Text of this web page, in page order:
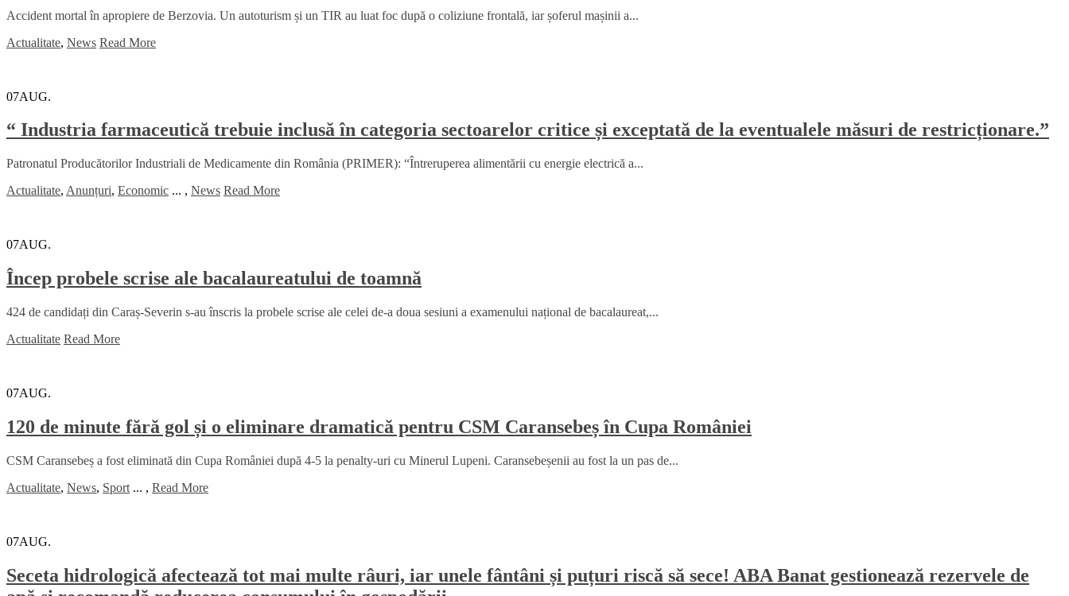
Accident mortal în apropiere de Berzovia. Un autoturism și un TIR au luat foc după o coliziune frontală, iar șoferul mașinii a...
Actualitate, News Read More
07AUG.
“ Industria farmaceutică trebuie inclusă în categoria sectoarelor critice și exceptată de la eventualele măsuri de restricționare.”
Patronatul Producătorilor Industriali de Medicamente din România (PRIMER): “Întreruperea alimentării cu energie electrică a...
Actualitate, Anunțuri, Economic ... , News Read More
07AUG.
Încep probele scrise ale bacalaureatului de toamnă
424 de candidați din Caraș-Severin s-au înscris la probele scrise ale celei de-a doua sesiuni a examenului național de bacalaureat,...
Actualitate Read More
07AUG.
120 de minute fără gol și o eliminare dramatică pentru CSM Caransebeș în Cupa României
CSM Caransebeș a fost eliminată din Cupa României după 4-5 la penalty-uri cu Minerul Lupeni. Caransebeșenii au fost la un pas de...
Actualitate, News, Sport ... , Read More
07AUG.
Seceta hidrologică afectează tot mai multe râuri, iar unele fântâni și puțuri riscă să sece! ABA Banat gestionează rezervele de